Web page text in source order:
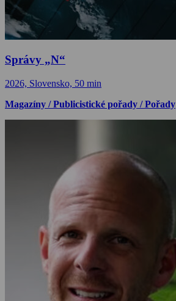
Správy „N“
2026, Slovensko, 50 min
Magazíny / Publicistické pořady / Pořady